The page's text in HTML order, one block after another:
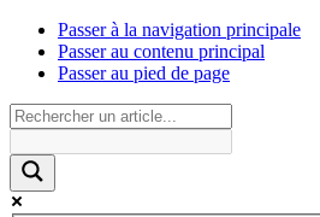
Passer à la navigation principale
Passer au contenu principal
Passer au pied de page